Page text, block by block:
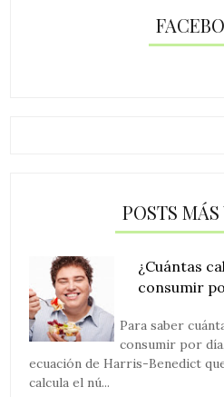
POSTS
¿Cuántas
consumir
Para saber
consumir por
ecuación de Harris-Benedict
calcula el nú...